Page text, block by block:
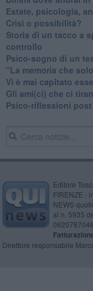
​Estate, psicologia,
​Crisi o possibilità?
​Storia di un tacco a
controllo
​Psico-sogno di un
"La memoria che
​Vi è mai capitato
​Gli ami(ci) che ci
Psico-riflessioni
Editore
FIRENZE -
NEWS
al n. 5935
0620787048
Direttore responsabile